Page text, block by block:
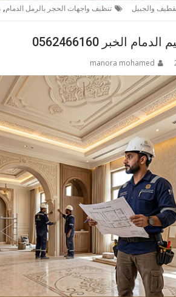
والجبيل تنظيف واجهات الحجر بالرمل الدمام,
الخبر 0562466160
manora mohamed